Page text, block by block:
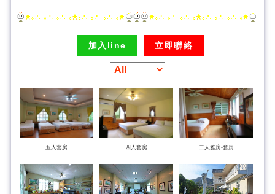
加入line 立即聯絡
五人套房 四人套房 二人雅房-套房